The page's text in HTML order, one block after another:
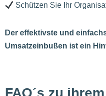
Schützen Sie Ihr
Der effektivste und
Umsatzeinbußen ist ein
FAQ´s zu ihrem